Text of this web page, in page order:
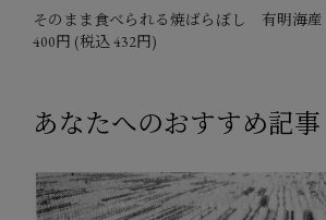
そのまま食べられる焼ばらぼし 有明海
400円 (税込 432円)
あなたへのおすすめ記事